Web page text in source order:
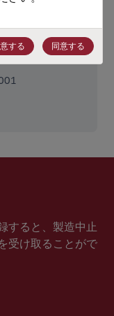
Amplifiers
すると、製造中止
受け取ることがで
する 同意する